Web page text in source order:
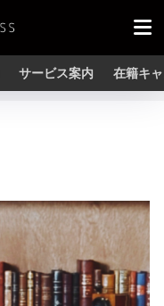
サービス案内 在籍キ